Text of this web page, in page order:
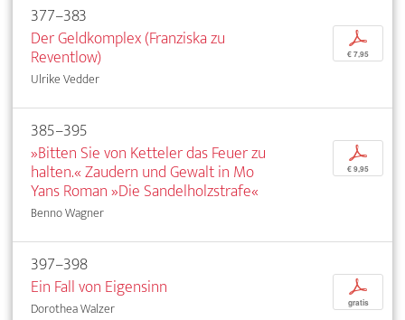
377–383
Der Geldkomplex (Franziska zu
Reventlow)
Ulrike Vedder
p
€ 7,95
385–395
»Bitten Sie von Ketteler das Feuer zu
halten.« Zaudern und Gewalt in Mo
Yans Roman »Die Sandelholzstrafe«
Benno Wagner
p
€ 9,95
397–398
Ein Fall von Eigensinn
Dorothea Walzer
p
gratis